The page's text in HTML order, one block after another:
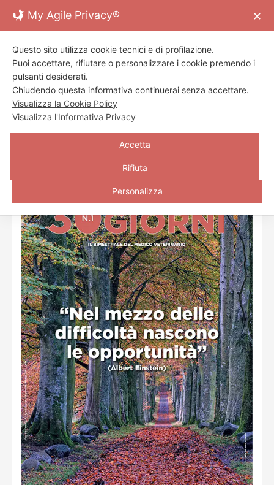
Skip
ORGANO UFFICIALE DI INFORMAZIONE
VETERINARIA di
FNOVI ed ENPAV
Redazione
Contatti
FEBBRAIO 2024
My Agile Privacy® ✕
Questo sito utilizza cookie tecnici e di profilazione.
Puoi accettare, rifiutare o personalizzare i cookie premendo i
pulsanti desiderati.
Chiudendo questa informativa continuerai senza accettare.
Visualizza la Cookie Policy
Visualizza l'Informativa Privacy
Accetta
Rifiuta
Personalizza